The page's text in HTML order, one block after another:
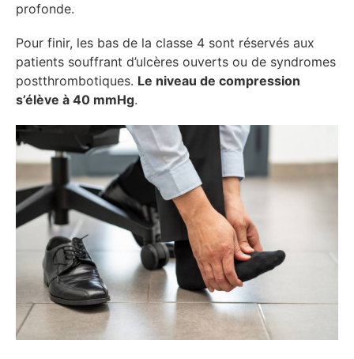
profonde.
Pour finir, les bas de la classe 4 sont réservés aux
patients souffrant d’ulcères ouverts ou de syndromes
postthrombotiques. Le niveau de compression
s’élève à 40 mmHg.